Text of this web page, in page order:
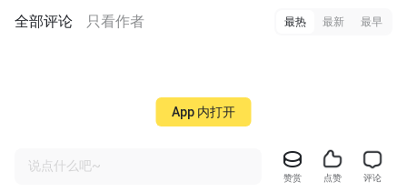
全部评论 只看作者 最热 最新 最早
说点什么吧~
赞赏 点赞 评论
App 内打开